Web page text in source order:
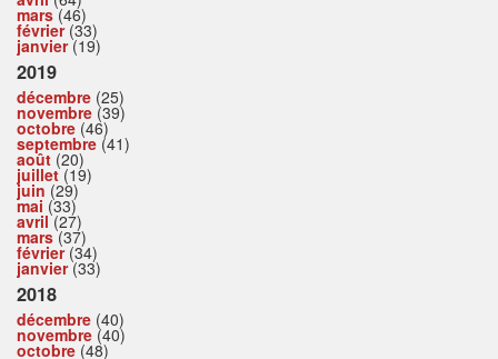
mars(46)
février(33)
janvier(19)
2019
décembre (25)
novembre (39)
octobre (46)
septembre (41)
août (20)
juillet(19)
juin (29)
mai (33)
avril(27)
mars(37)
février(34)
janvier(33)
2018
décembre (40)
novembre (40)
octobre (48)